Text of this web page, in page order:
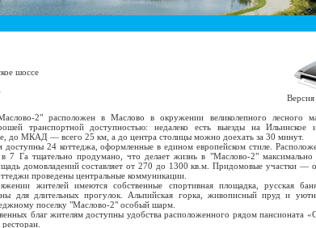
шоссе
Версия
2" расположен в Маслово в окружении великолепного лесного
транспортной доступностью: недалеко есть выезды на Ильинское
до МКАД — всего 25 км, а до центра столицы можно доехать за 30 минут.
24 коттеджа, оформленные в едином европейском стиле.
7 Га тщательно продумано, что делает жизнь в "Маслово-2"
домовладений составляет от 270 до 1300 кв.м. Придомовые участки —
проведены центральные коммуникации.
жителей имеются собственные спортивная площадка, русская
для длительных прогулок. Альпийская горка, живописный пруд и
поселку "Маслово-2" особый шарм.
благ жителям доступны удобства расположенного рядом пансионата